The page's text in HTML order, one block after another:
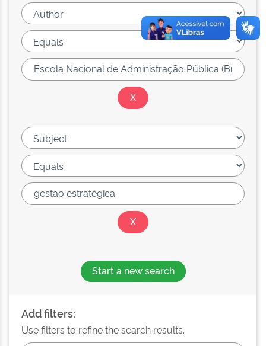
Start a new search
Add filters:
Use filters to refine the search results.